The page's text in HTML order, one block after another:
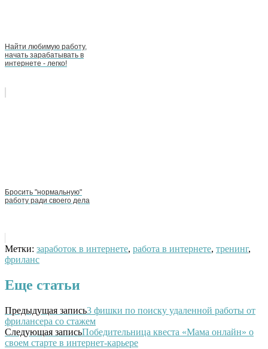
Найти любимую работу,
начать зарабатывать в
интернете - легко!
Бросить "нормальную"
работу ради своего дела
Метки: заработок в интернете, работа в интернете, тренинг,
фриланс
Еще статьи
Предыдущая запись3 фишки по поиску удаленной работы от
фрилансера со стажем
Следующая записьПобедительница квеста «Мама онлайн» о
своем старте в интернет-карьере